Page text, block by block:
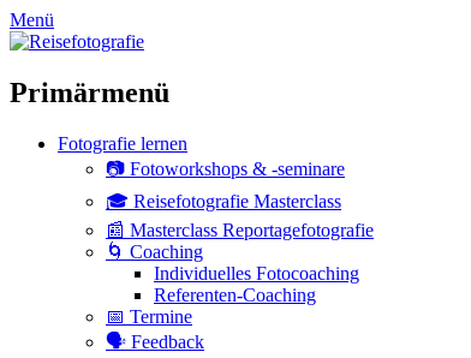
zum
Inhalt
Menü
Primärmenü
Fotografie lernen
📷 Fotoworkshops & -seminare
🎓 Reisefotografie Masterclass
📰 Masterclass Reportagefotografie
🌀 Coaching
Individuelles Fotocoaching
Referenten-Coaching
📅 Termine
🗣 Feedback